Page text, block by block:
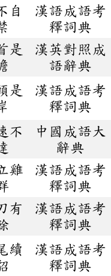
自
漢語成語考
釋詞典
是
漢英對照成
語辭典
是
漢語成語考
釋詞典
不
中國成語大
辭典
雞
漢語成語考
釋詞典
有
漢語成語考
釋詞典
續
漢語成語考
釋詞典